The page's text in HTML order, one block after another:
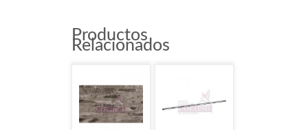
Productos
Relacionados